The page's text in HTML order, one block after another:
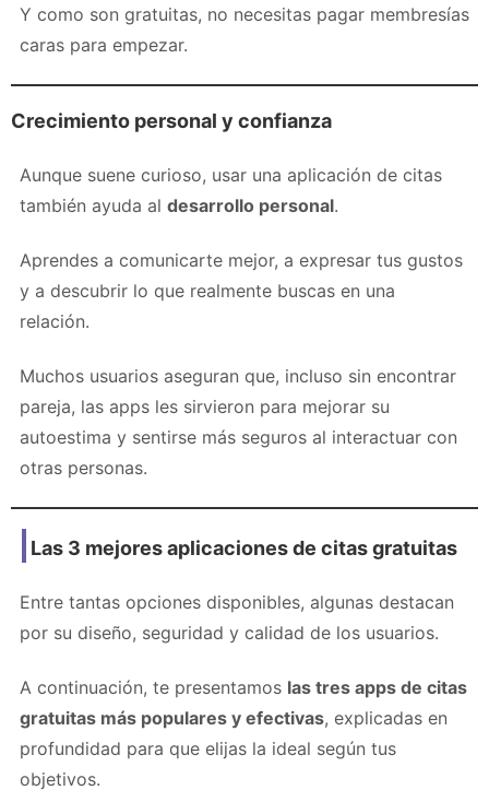
Y como son gratuitas, no necesitas pagar membresías
caras para empezar.
Crecimiento personal y confianza
Aunque suene curioso, usar una aplicación de citas
también ayuda al desarrollo personal.
Aprendes a comunicarte mejor, a expresar tus gustos
y a descubrir lo que realmente buscas en una
relación.
Muchos usuarios aseguran que, incluso sin encontrar
pareja, las apps les sirvieron para mejorar su
autoestima y sentirse más seguros al interactuar con
otras personas.
Las 3 mejores aplicaciones de citas gratuitas
Entre tantas opciones disponibles, algunas destacan
por su diseño, seguridad y calidad de los usuarios.
A continuación, te presentamos las tres apps de citas
gratuitas más populares y efectivas, explicadas en
profundidad para que elijas la ideal según tus
objetivos.